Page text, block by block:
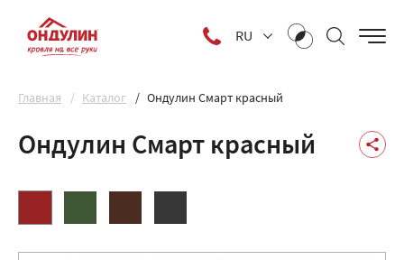
RU
Главная Каталог Ондулин Смарт красный
Ондулин Смарт красный